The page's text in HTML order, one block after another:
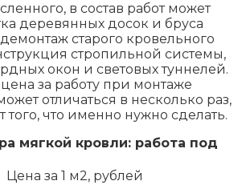
в состав работ может
деревянных досок и бруса
старого кровельного
стропильной системы,
окон и световых туннелей.
за работу при монтаже
отличаться в несколько раз,
того, что именно нужно сделать.
мягкой кровли: работа под
Цена за 1 м2, рублей